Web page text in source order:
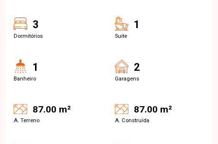
3
Dormitórios
1
Suite
1
Banheiro
2
Garagens
87.00 m²
A. Terreno
87.00 m²
A. Construída